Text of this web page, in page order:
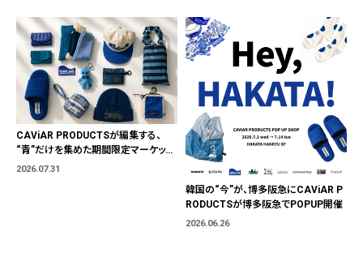
CAViAR PRODUCTSが編集する、
“青”だけを集めた期間限定マーケット
「BLUE MARKET」が横浜に。ブランド
2026.07.31
韓国の“今”が、博多阪急にCAViAR P
RODUCTSが博多阪急でPOPUP開催
2026.06.26